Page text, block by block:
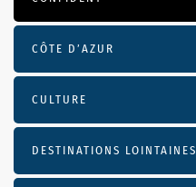
CÔTE D’AZUR
CULTURE
DESTINATIONS LOINTAINES